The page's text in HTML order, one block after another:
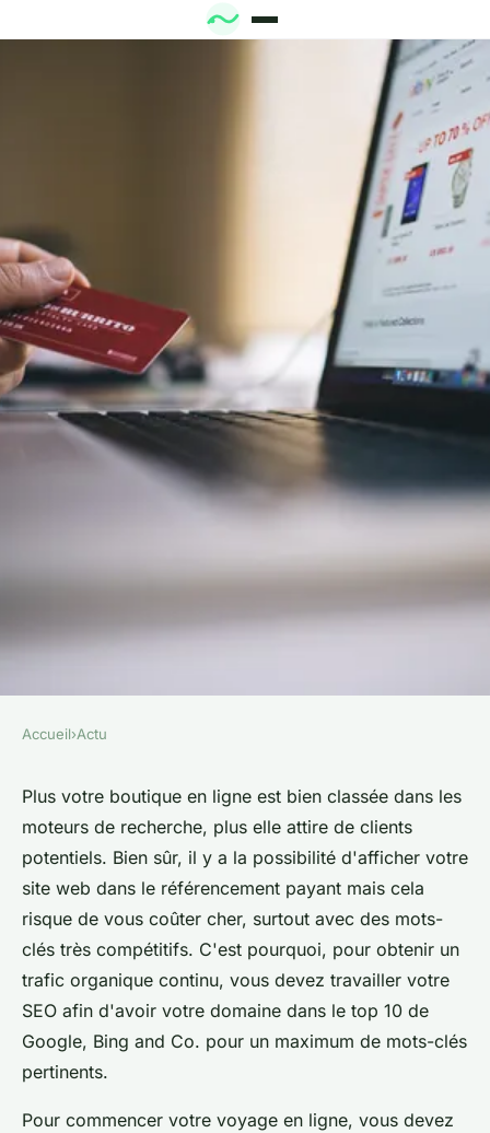
5 conseils SEO pour les
boutiques en ligne
colette•21 mars 2023•3 min de lecture
Accueil›Actu
Plus votre boutique en ligne est bien classée dans les
moteurs de recherche, plus elle attire de clients
potentiels. Bien sûr, il y a la possibilité d'afficher votre
site web dans le référencement payant mais cela
risque de vous coûter cher, surtout avec des mots-
clés très compétitifs. C'est pourquoi, pour obtenir un
trafic organique continu, vous devez travailler votre
SEO afin d'avoir votre domaine dans le top 10 de
Google, Bing and Co. pour un maximum de mots-clés
pertinents.
Pour commencer votre voyage en ligne, vous devez